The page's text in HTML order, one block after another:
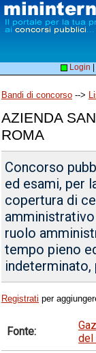
Login
Bandi di concorso -->
AZIENDA
ROMA
Concorso
ed esami, per
copertura di
ruolo
tempo pieno
indeterminato,
Registrati per
Fonte:
del